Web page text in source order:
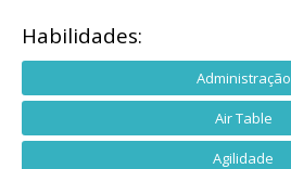
Habilidades:
Administração
Air Table
Agilidade